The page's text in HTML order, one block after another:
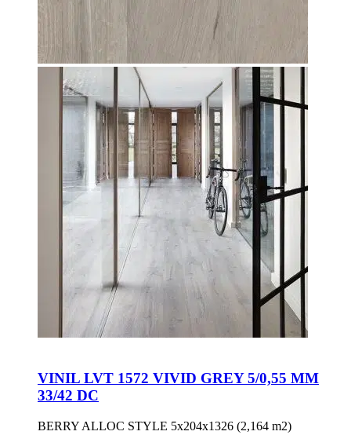
VINIL LVT 1572 VIVID GREY 5/0,55 MM
33/42 DC
BERRY ALLOC STYLE 5x204x1326 (2,164 m2)